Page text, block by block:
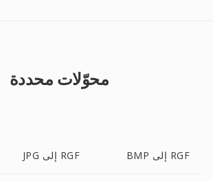
محوّلات محددة
JPG إلى RGF BMP إلى RGF